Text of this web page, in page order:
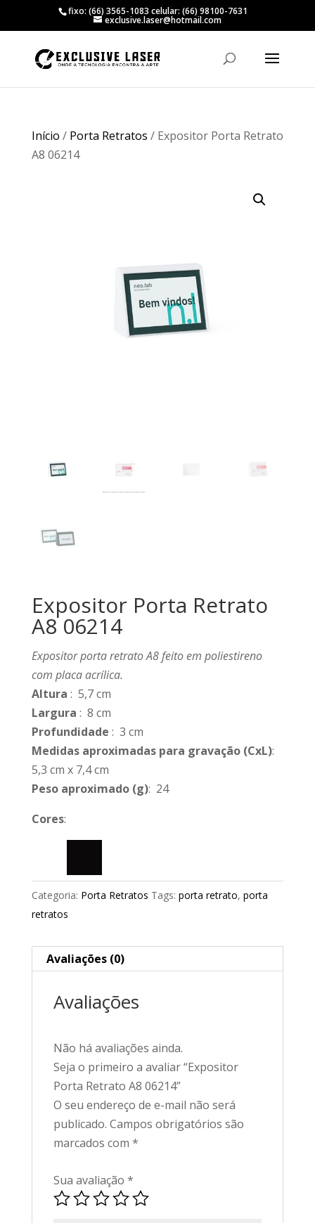
fixo: (66) 3565-1083 celular: (66) 98100-7631
exclusive.laser@hotmail.com
Início / Porta Retratos / Expositor Porta Retrato
A8 06214
Expositor Porta Retrato
A8 06214
Expositor porta retrato A8 feito em poliestireno
com placa acrílica.
Altura : 5,7 cm
Largura : 8 cm
Profundidade : 3 cm
Medidas aproximadas para gravação(CxL):
5,3 cm x 7,4 cm
Peso aproximado(g): 24
Cores:
Categoria: Porta Retratos Tags: porta retrato, porta
retratos
Avaliações (0)
Avaliações
Não há avaliações ainda.
Seja o primeiro a avaliar “Expositor
Porta Retrato A8 06214”
O seu endereço de e-mail não será
publicado. Campos obrigatórios são
marcados com *
Sua avaliação *